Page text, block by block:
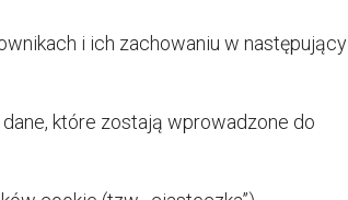
i ich zachowaniu w następujący
które zostają wprowadzone do